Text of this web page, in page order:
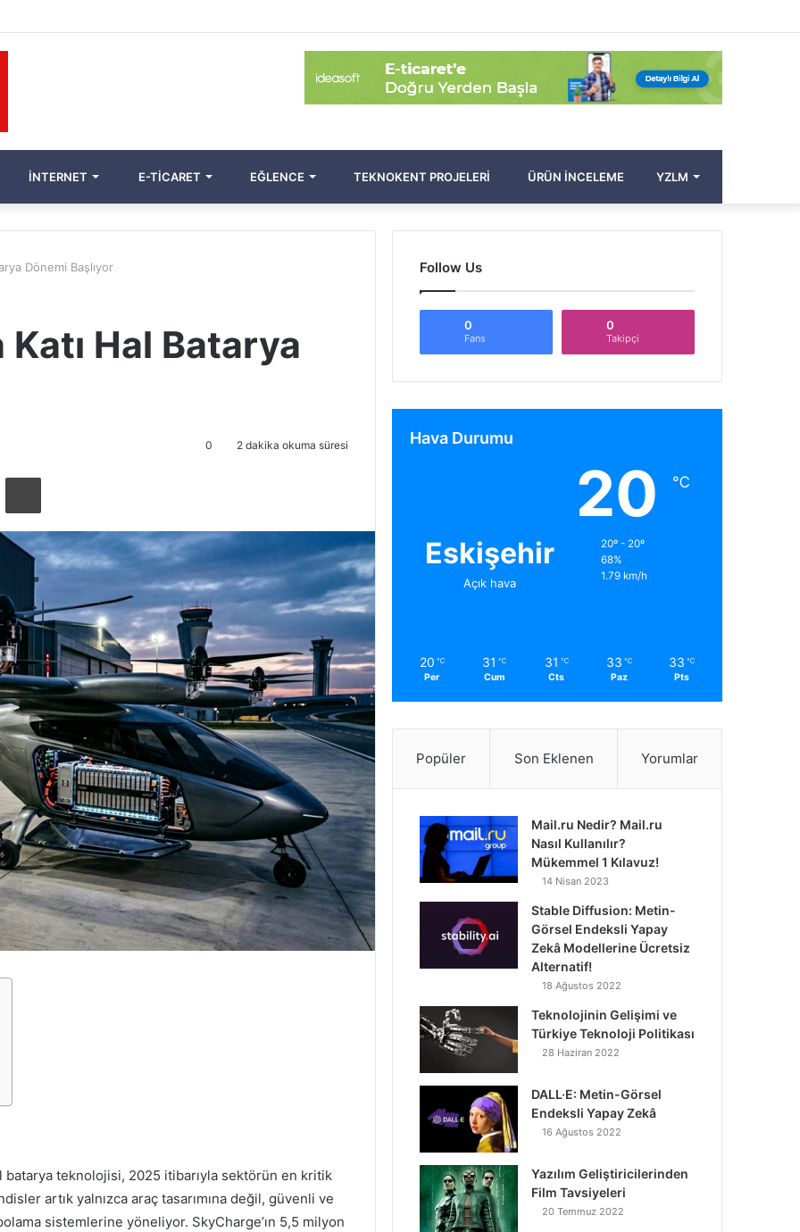
yap
...
Bölmesi
Makale
Ol
İNTERNET E-TICARET EĞLENCE TEKNOKENT PROJELERI ÜRÜN İNCELEME YZLM
Dönemi Başlıyor
Hal Batarya
0 2 dakika okuma süresi
batarya teknolojisi, 2025 itibarıyla sektörün en kritik
artık yalnızca araç tasarımına değil, güvenli ve
sistemlerine yöneliyor. SkyCharge’ın 5,5 milyon
Follow Us
0
Fans
0
Takipçi
Hava Durumu
Eskişehir
Açık hava
20 ℃
20º - 20º
68%
1.79 km/h
20 ℃
Per
31 ℃
Cum
31 ℃
Cts
33 ℃
Paz
33 ℃
Pts
Popüler Son Eklenen Yorumlar
Mail.ru Nedir? Mail.ru
Nasıl Kullanılır?
Mükemmel 1 Kılavuz!
14 Nisan 2023
Stable Diffusion: Metin-
Görsel Endeksli Yapay
Zekâ Modellerine Ücretsiz
Alternatif!
18 Ağustos 2022
Teknolojinin Gelişimi ve
Türkiye Teknoloji Politikası
28 Haziran 2022
DALL·E: Metin-Görsel
Endeksli Yapay Zekâ
16 Ağustos 2022
Yazılım Geliştiricilerinden
Film Tavsiyeleri
20 Temmuz 2022